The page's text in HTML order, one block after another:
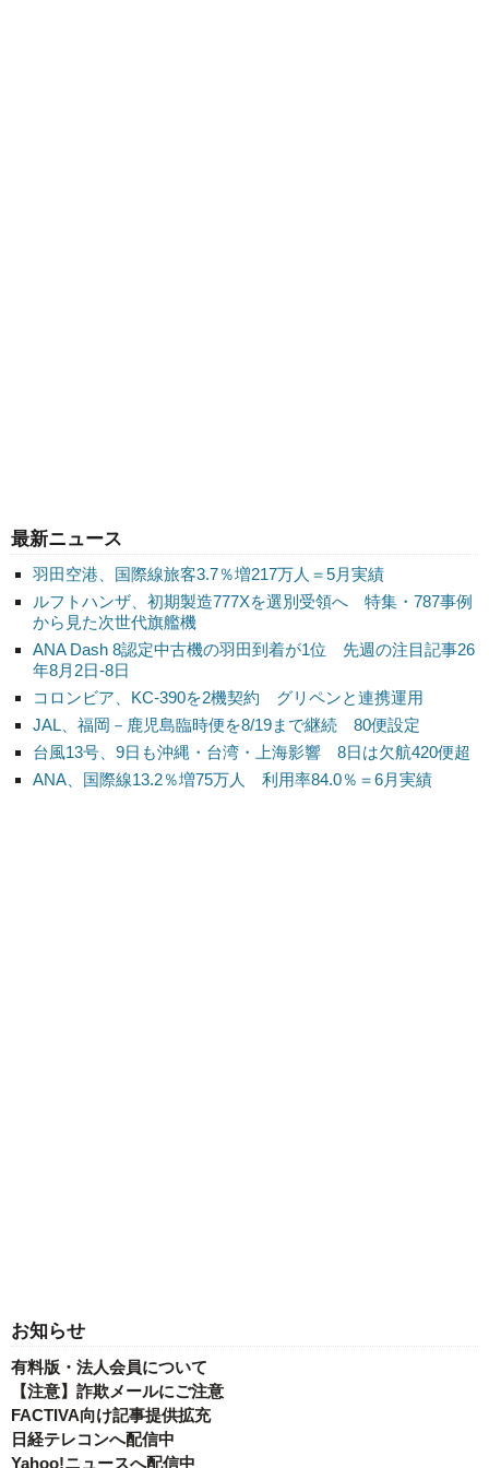
最新ニュース
羽田空港、国際線旅客3.7％増217万人＝5月実績
ルフトハンザ、初期製造777Xを選別受領へ 特集・787事例
から見た次世代旗艦機
ANA Dash 8認定中古機の羽田到着が1位 先週の注目記事26
年8月2日-8日
コロンビア、KC-390を2機契約 グリペンと連携運用
JAL、福岡－鹿児島臨時便を8/19まで継続 80便設定
台風13号、9日も沖縄・台湾・上海影響 8日は欠航420便超
ANA、国際線13.2％増75万人 利用率84.0％＝6月実績
お知らせ
有料版・法人会員について
【注意】詐欺メールにご注意
FACTIVA向け記事提供拡充
日経テレコンへ配信中
Yahoo!ニュースへ配信中